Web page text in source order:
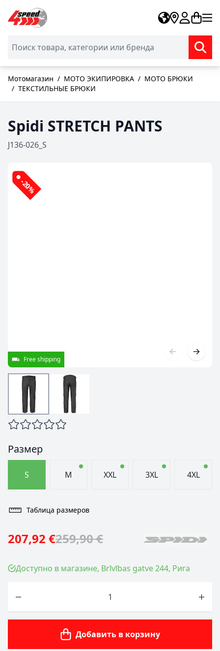
Skip to Content
Мотомагазин / МОТО ЭКИПИРОВКА / МОТО БРЮКИ
/ ТЕКСТИЛЬНЫЕ БРЮКИ
Spidi STRETCH PANTS
J136-026_S
-20%
Free shipping
Размер
S M XXL 3XL 4XL
Таблица размеров
207,92 €259,90 €
Доступно в магазине, Brīvības gatve 244, Рига
Добавить в корзину